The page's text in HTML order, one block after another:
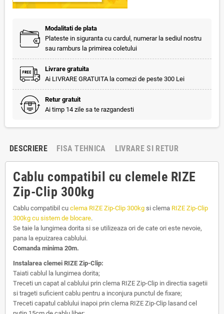
Modalitati de plata
Plateste in siguranta cu cardul, numerar la sediul nostru
sau ramburs la primirea coletului
Livrare gratuita
Ai LIVRARE GRATUITA la comezi de peste 300 Lei
Retur gratuit
Ai timp 14 zile sa te razgandesti
DESCRIERE FISA TEHNICA LIVRARE SI RETUR
Cablu compatibil cu clemele RIZE
Zip-Clip 300kg
Cablu compatibil cu clema RIZE Zip-Clip 300kg si clema RIZE Zip-Clip
300kg cu sistem de blocare.
Se taie la lungimea dorita si se utilizeaza ori de cate ori este nevoie,
pana la epuizarea cablului.
Comanda minima 20m.
Instalarea clemei RIZE Zip-Clip:
Taiati cablul la lungimea dorita;
Treceti un capat al cablului prin clema RIZE Zip-Clip in directia sagetii
si trageti suficient cablu pentru a inconjura punctul de fixare;
Treceti capatul cablului inapoi prin clema RIZE Zip-Clip lasand cel